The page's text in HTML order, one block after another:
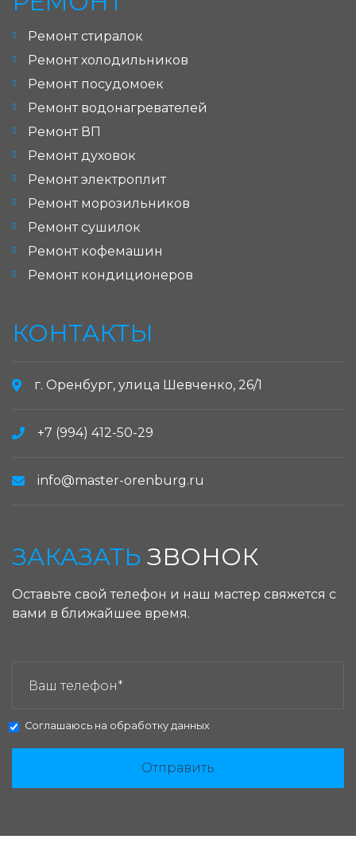
Ремонт стиралок
Ремонт холодильников
Ремонт посудомоек
Ремонт водонагревателей
Ремонт ВП
Ремонт духовок
Ремонт электроплит
Ремонт морозильников
Ремонт сушилок
Ремонт кофемашин
Ремонт кондиционеров
КОНТАКТЫ
г. Оренбург, улица Шевченко, 26/1
+7 (994) 412-50-29
info@master-orenburg.ru
ЗАКАЗАТЬ ЗВОНОК
Оставьте свой телефон и наш мастер свяжется с
вами в ближайшее время.
Соглашаюсь на обработку данных
Отправить